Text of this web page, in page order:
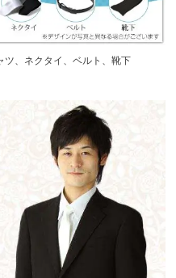
ツ、ネクタイ、ベルト、靴下